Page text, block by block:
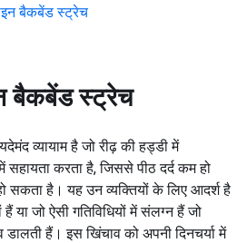
बैकबेंड स्ट्रेच
बैकबेंड स्ट्रेच
व्यायाम है जो रीढ़ की हड्डी में
करता है, जिससे पीठ दर्द कम हो
सकता है। यह उन व्यक्तियों के लिए आदर्श है
या जो ऐसी गतिविधियों में संलग्न हैं जो
हैं। इस खिंचाव को अपनी दिनचर्या में